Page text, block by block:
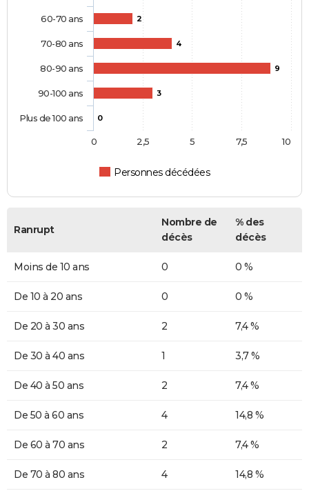
2
4
9
3
0
Personnes décédées
60-70 ans
70-80 ans
80-90 ans
90-100 ans
Plus de 100 ans
0 10
2,5 5 7,5
Ranrupt
Nombre de
décès
% des
décès
Moins de 10 ans 0 0 %
De 10 à 20 ans 0 0 %
De 20 à 30 ans 2 7,4 %
De 30 à 40 ans 1 3,7 %
De 40 à 50 ans 2 7,4 %
De 50 à 60 ans 4 14,8 %
De 60 à 70 ans 2 7,4 %
De 70 à 80 ans 4 14,8 %